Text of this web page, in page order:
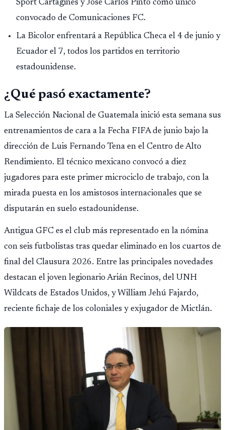
Sport Cartaginés y José Carlos Pinto como único
convocado de Comunicaciones FC.
La Bicolor enfrentará a República Checa el 4 de junio y
Ecuador el 7, todos los partidos en territorio
estadounidense.
¿Qué pasó exactamente?
La Selección Nacional de Guatemala inició esta semana sus
entrenamientos de cara a la Fecha FIFA de junio bajo la
dirección de Luis Fernando Tena en el Centro de Alto
Rendimiento. El técnico mexicano convocó a diez
jugadores para este primer microciclo de trabajo, con la
mirada puesta en los amistosos internacionales que se
disputarán en suelo estadounidense.
Antigua GFC es el club más representado en la nómina
con seis futbolistas tras quedar eliminado en los cuartos de
final del Clausura 2026. Entre las principales novedades
destacan el joven legionario Arián Recinos, del UNH
Wildcats de Estados Unidos, y William Jehú Fajardo,
reciente fichaje de los coloniales y exjugador de Mictlán.